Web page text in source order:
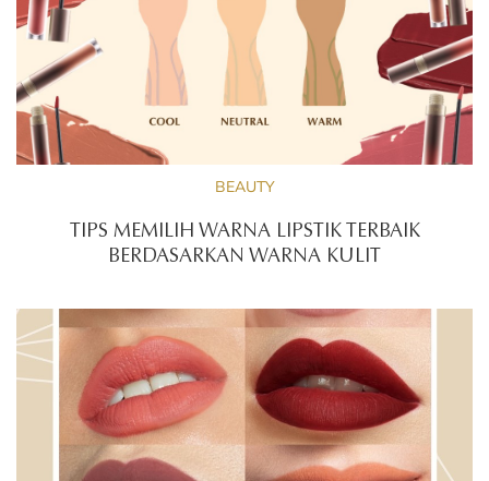
BEAUTY
TIPS MEMILIH WARNA LIPSTIK TERBAIK
BERDASARKAN WARNA KULIT